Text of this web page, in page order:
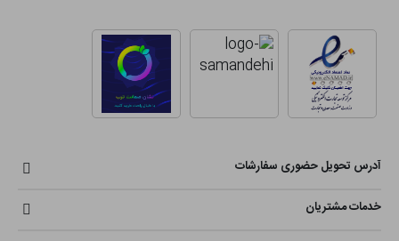
آدرس تحویل حضوری سفارشات
خدمات مشتریان